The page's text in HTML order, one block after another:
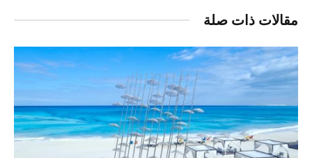
مقالات ذات صلة